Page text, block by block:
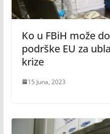
Ko u FBiH može
podrške EU za
krize
15 Juna, 2023